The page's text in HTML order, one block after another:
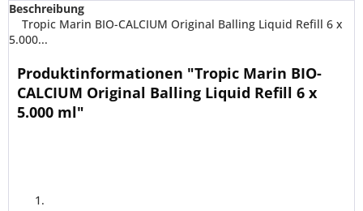
Beschreibung
Tropic Marin BIO-CALCIUM Original Balling Liquid Refill 6 x
5.000...
Produktinformationen "Tropic Marin BIO-
CALCIUM Original Balling Liquid Refill 6 x
5.000 ml"